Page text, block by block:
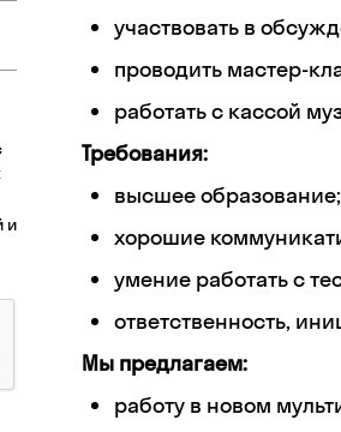
и
участвовать в
проводить мастер-
работать с кассой
Требования:
высшее образование;
хорошие
умение работать с
ответственность,
Мы предлагаем:
работу в новом